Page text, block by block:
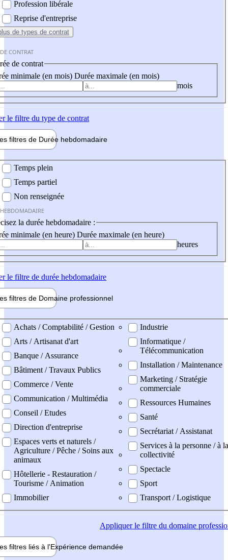
Profession libérale
Reprise d'entreprise
de types de contrat
CONTRAT
de contrat
minimale (en mois) Durée maximale (en mois)
mois
le filtre du type de contrat
filtres de Durée hebdomadaire
Temps plein
Temps partiel
Non renseignée
la durée hebdomadaire :
minimale (en heure) Durée maximale (en heure)
heures
le filtre de durée hebdomadaire
filtres de Domaine professionnel
professionel
Achats / Comptabilité / Gestion
Arts / Artisanat d'art
Banque / Assurance
Bâtiment / Travaux Publics
Commerce / Vente
Communication / Multimédia
Conseil / Etudes
Direction d'entreprise
Espaces verts et naturels /
Agriculture / Pêche / Soins aux
animaux
Hôtellerie - Restauration /
Tourisme / Animation
Immobilier
Industrie
Informatique /
Télécommunication
Installation / Maintenance
Marketing / Stratégie
commerciale
Ressources Humaines
Santé
Secrétariat / Assistanat
Services à la personne / à la
collectivité
Spectacle
Sport
Transport / Logistique
Appliquerle filtre du domaine
filtres liés à l'Expérience demandée